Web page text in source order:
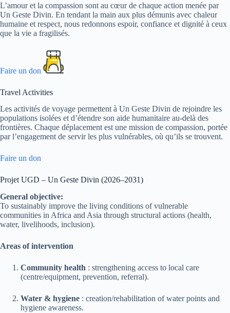
L’amour et la compassion sont au cœur de chaque action menée par
Un Geste Divin. En tendant la main aux plus démunis avec chaleur
humaine et respect, nous redonnons espoir, confiance et dignité à ceux
que la vie a fragilisés.
Faire un don
Travel Activities
Les activités de voyage permettent à Un Geste Divin de rejoindre les
populations isolées et d’étendre son aide humanitaire au-delà des
frontières. Chaque déplacement est une mission de compassion, portée
par l’engagement de servir les plus vulnérables, où qu’ils se trouvent.
Faire un don
Projet UGD – Un Geste Divin (2026–2031)
General objective:
To sustainably improve the living conditions of vulnerable
communities in Africa and Asia through structural actions (health,
water, livelihoods, inclusion).
Areas of intervention
Community health : strengthening access to local care
(centre/equipment, prevention, referral).
Water & hygiene : creation/rehabilitation of water points and
hygiene awareness.